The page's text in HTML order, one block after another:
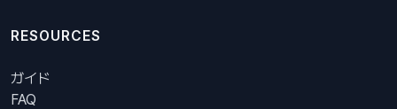
RESOURCES
ガイド
FAQ